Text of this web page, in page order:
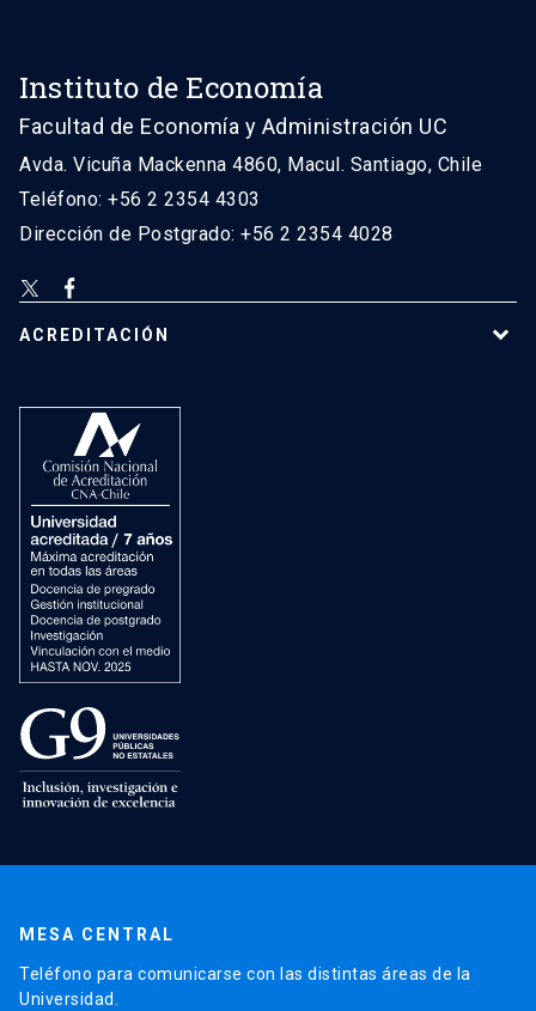
Instituto de Economía
Facultad de Economía y Administración UC
Avda. Vicuña Mackenna 4860, Macul. Santiago, Chile
Teléfono: +56 2 2354 4303
Dirección de Postgrado: +56 2 2354 4028
ACREDITACIÓN
MESA CENTRAL
Teléfono para comunicarse con las distintas áreas de la
Universidad.